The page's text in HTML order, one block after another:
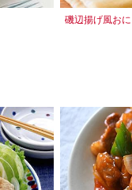
磯辺揚げ風お